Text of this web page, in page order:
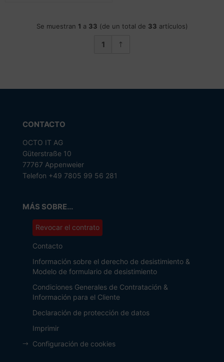
Se muestran 1 a 33 (de un total de 33 artículos)
1
CONTACTO
OCTO IT AG
Güterstraße 10
77767 Appenweier
Telefon +49 7805 99 56 281
MÁS SOBRE...
Revocar el contrato
Contacto
Información sobre el derecho de desistimiento &
Modelo de formulario de desistimiento
Condiciones Generales de Contratación &
Información para el Cliente
Declaración de protección de datos
Imprimir
Configuración de cookies